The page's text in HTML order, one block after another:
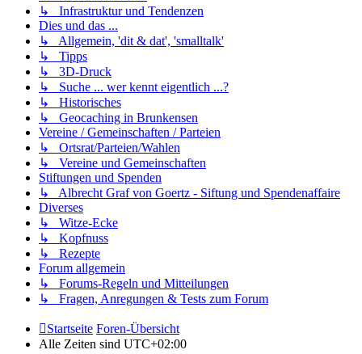
↳ Infrastruktur und Tendenzen
Dies und das ...
↳ Allgemein, 'dit & dat', 'smalltalk'
↳ Tipps
↳ 3D-Druck
↳ Suche ... wer kennt eigentlich ...?
↳ Historisches
↳ Geocaching in Brunkensen
Vereine / Gemeinschaften / Parteien
↳ Ortsrat/Parteien/Wahlen
↳ Vereine und Gemeinschaften
Stiftungen und Spenden
↳ Albrecht Graf von Goertz - Siftung und Spendenaffaire
Diverses
↳ Witze-Ecke
↳ Kopfnuss
↳ Rezepte
Forum allgemein
↳ Forums-Regeln und Mitteilungen
↳ Fragen, Anregungen & Tests zum Forum
Startseite Foren-Übersicht
Alle Zeiten sind UTC+02:00